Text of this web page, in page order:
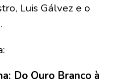
Luis Gálvez e o
Do Ouro Branco à